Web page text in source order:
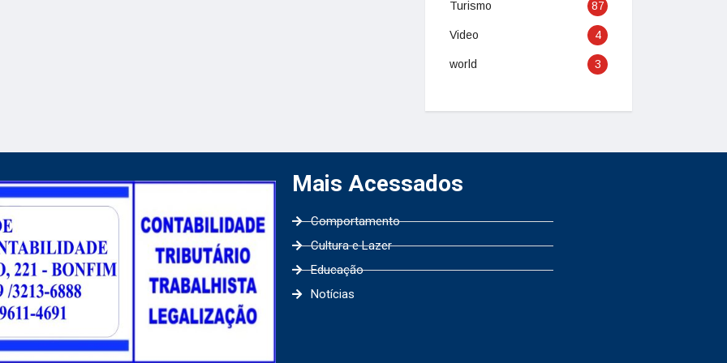
Turismo 87
Video 4
world 3
Mais Acessados
Comportamento
Cultura e Lazer
Educação
Notícias